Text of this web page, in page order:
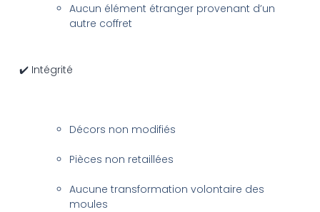
Aucun élément étranger provenant d’un
autre coffret
✔️ Intégrité
Décors non modifiés
Pièces non retaillées
Aucune transformation volontaire des
moules